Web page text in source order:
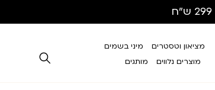
מציאון וטסטרים
מיני בשמים
מוצרים נלווים
מותגים